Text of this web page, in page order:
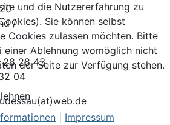
/
28 28 43
04
und die Nutzererfahrung zu
Sie können selbst
Cookies zulassen möchten. Bitte
einer Ablehnung womöglich nicht
der Seite zur Verfügung stehen.
Impressum